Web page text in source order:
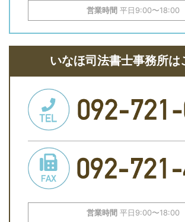
営業時間 平日9:00〜18:00
いなほ司法書士事務所は
営業時間 平日9:00〜18:00